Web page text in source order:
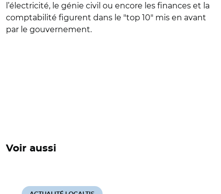
l’électricité, le génie civil ou encore les finances et la
comptabilité figurent dans le "top 10" mis en avant
par le gouvernement.
Voir aussi